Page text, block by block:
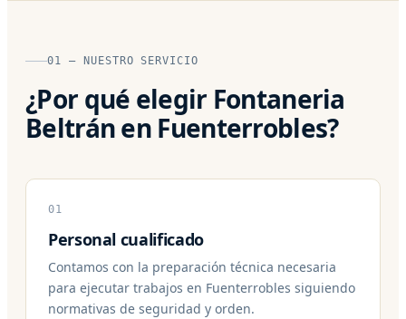
01 — NUESTRO SERVICIO
¿Por qué elegir Fontaneria
Beltrán en Fuenterrobles?
01
Personal cualificado
Contamos con la preparación técnica necesaria
para ejecutar trabajos en Fuenterrobles siguiendo
normativas de seguridad y orden.